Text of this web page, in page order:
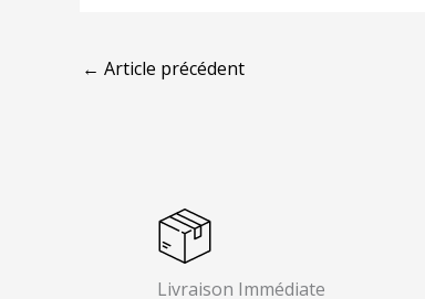
← Article précédent
Livraison Immédiate